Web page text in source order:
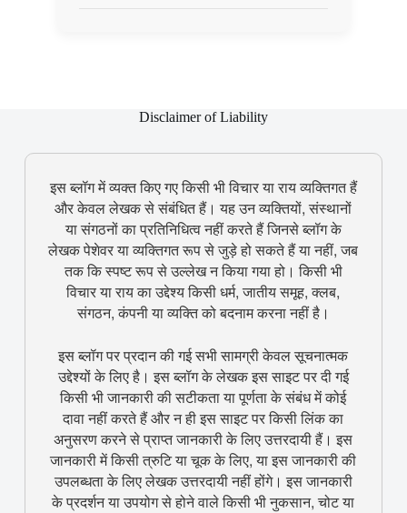
Disclaimer of Liability
इस ब्लॉग में व्यक्त किए गए किसी भी विचार या राय व्यक्तिगत हैं
और केवल लेखक से संबंधित हैं। यह उन व्यक्तियों, संस्थानों
या संगठनों का प्रतिनिधित्व नहीं करते हैं जिनसे ब्लॉग के
लेखक पेशेवर या व्यक्तिगत रूप से जुड़े हो सकते हैं या नहीं, जब
तक कि स्पष्ट रूप से उल्लेख न किया गया हो। किसी भी
विचार या राय का उद्देश्य किसी धर्म, जातीय समूह, क्लब,
संगठन, कंपनी या व्यक्ति को बदनाम करना नहीं है।
इस ब्लॉग पर प्रदान की गई सभी सामग्री केवल सूचनात्मक
उद्देश्यों के लिए है। इस ब्लॉग के लेखक इस साइट पर दी गई
किसी भी जानकारी की सटीकता या पूर्णता के संबंध में कोई
दावा नहीं करते हैं और न ही इस साइट पर किसी लिंक का
अनुसरण करने से प्राप्त जानकारी के लिए उत्तरदायी हैं। इस
जानकारी में किसी त्रुटि या चूक के लिए, या इस जानकारी की
उपलब्धता के लिए लेखक उत्तरदायी नहीं होंगे। इस जानकारी
के प्रदर्शन या उपयोग से होने वाले किसी भी नुकसान, चोट या